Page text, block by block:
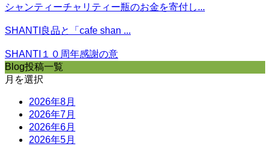
シャンティーチャリティー瓶のお金を寄付し...
SHANTI良品と「cafe shan ...
SHANTI１０周年感謝の意
Blog投稿一覧
月を選択
2026年8月
2026年7月
2026年6月
2026年5月